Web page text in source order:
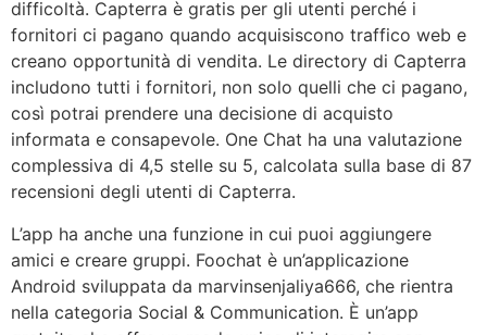
difficoltà. Capterra è gratis per gli utenti perché i
fornitori ci pagano quando acquisiscono traffico web e
creano opportunità di vendita. Le directory di Capterra
includono tutti i fornitori, non solo quelli che ci pagano,
così potrai prendere una decisione di acquisto
informata e consapevole. One Chat ha una valutazione
complessiva di 4,5 stelle su 5, calcolata sulla base di 87
recensioni degli utenti di Capterra.
L’app ha anche una funzione in cui puoi aggiungere
amici e creare gruppi. Foochat è un’applicazione
Android sviluppata da marvinsenjaliya666, che rientra
nella categoria Social & Communication. È un’app